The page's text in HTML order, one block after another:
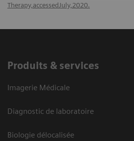
Therapy,accessedJuly,2020.
Produits & services
Imagerie Médicale
Diagnostic de laboratoire
Biologie délocalisée